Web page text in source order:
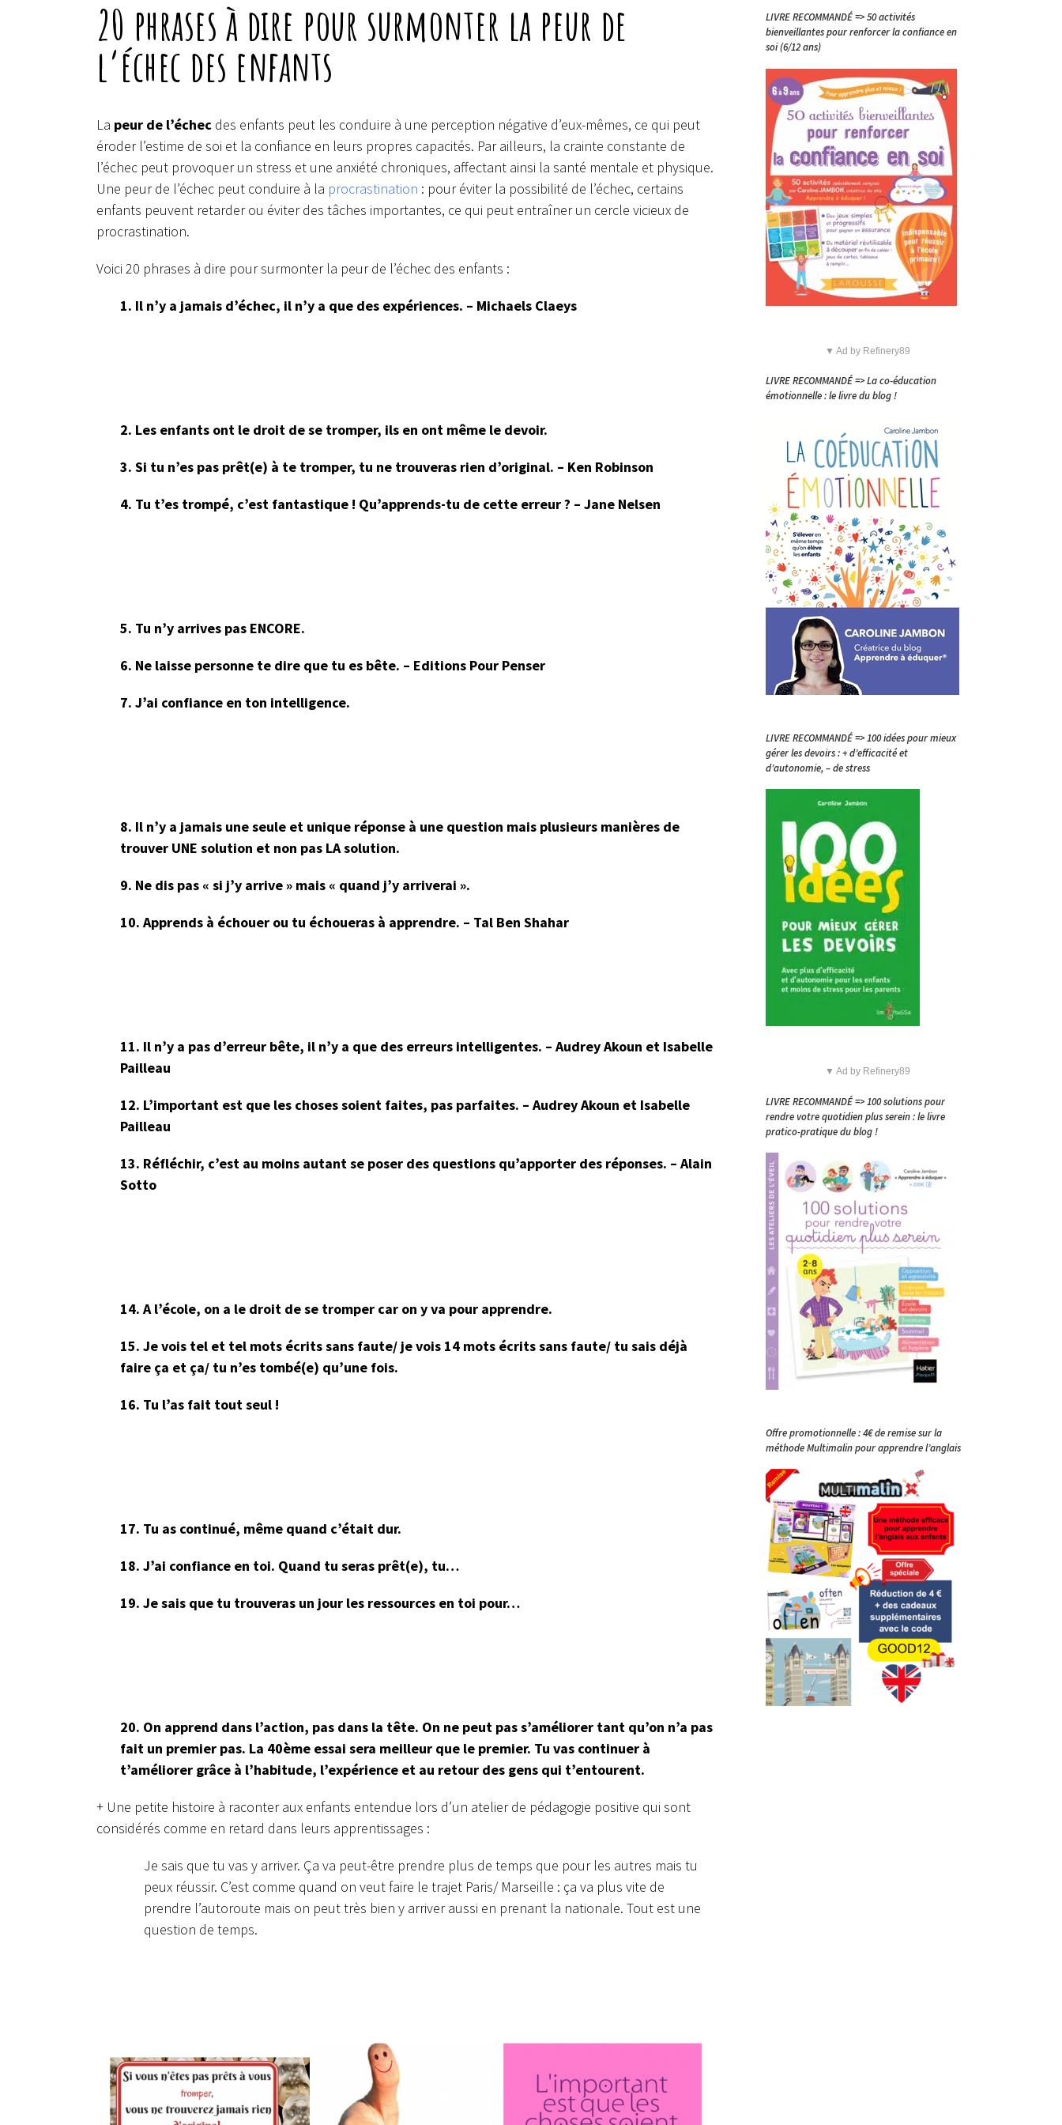
20 phrases à dire pour surmonter la peur de
l’échec des enfants
La peur de l’échec des enfants peut les conduire à une perception négative d’eux-mêmes, ce qui peut
éroder l’estime de soi et la confiance en leurs propres capacités. Par ailleurs, la crainte constante de
l’échec peut provoquer un stress et une anxiété chroniques, affectant ainsi la santé mentale et physique.
Une peur de l’échec peut conduire à la procrastination : pour éviter la possibilité de l’échec, certains
enfants peuvent retarder ou éviter des tâches importantes, ce qui peut entraîner un cercle vicieux de
procrastination.
Voici 20 phrases à dire pour surmonter la peur de l’échec des enfants :
1. Il n’y a jamais d’échec, il n’y a que des expériences. – Michaels Claeys
2. Les enfants ont le droit de se tromper, ils en ont même le devoir.
3. Si tu n’es pas prêt(e) à te tromper, tu ne trouveras rien d’original. – Ken Robinson
4. Tu t’es trompé, c’est fantastique ! Qu’apprends-tu de cette erreur ? – Jane Nelsen
5. Tu n’y arrives pas ENCORE.
6. Ne laisse personne te dire que tu es bête. – Editions Pour Penser
7. J’ai confiance en ton intelligence.
8. Il n’y a jamais une seule et unique réponse à une question mais plusieurs manières de
trouver UNE solution et non pas LA solution.
9. Ne dis pas « si j’y arrive » mais « quand j’y arriverai ».
10. Apprends à échouer ou tu échoueras à apprendre. – Tal Ben Shahar
11. Il n’y a pas d’erreur bête, il n’y a que des erreurs intelligentes. – Audrey Akoun et Isabelle
Pailleau
12. L’important est que les choses soient faites, pas parfaites. – Audrey Akoun et Isabelle
Pailleau
13. Réfléchir, c’est au moins autant se poser des questions qu’apporter des réponses. – Alain
Sotto
14. A l’école, on a le droit de se tromper car on y va pour apprendre.
15. Je vois tel et tel mots écrits sans faute/ je vois 14 mots écrits sans faute/ tu sais déjà
faire ça et ça/ tu n’es tombé(e) qu’une fois.
16. Tu l’as fait tout seul !
17. Tu as continué, même quand c’était dur.
18. J’ai confiance en toi. Quand tu seras prêt(e), tu…
19. Je sais que tu trouveras un jour les ressources en toi pour…
20. On apprend dans l’action, pas dans la tête. On ne peut pas s’améliorer tant qu’on n’a pas
fait un premier pas. La 40ème essai sera meilleur que le premier. Tu vas continuer à
t’améliorer grâce à l’habitude, l’expérience et au retour des gens qui t’entourent.
+ Une petite histoire à raconter aux enfants entendue lors d’un atelier de pédagogie positive qui sont
considérés comme en retard dans leurs apprentissages :
Je sais que tu vas y arriver. Ça va peut-être prendre plus de temps que pour les autres mais tu
peux réussir. C’est comme quand on veut faire le trajet Paris/ Marseille : ça va plus vite de
prendre l’autoroute mais on peut très bien y arriver aussi en prenant la nationale. Tout est une
question de temps.
LIVRE RECOMMANDÉ => 50 activités
bienveillantes pour renforcer la confiance en
soi (6/12 ans)
▼ Ad by Refinery89
LIVRE RECOMMANDÉ => La co-éducation
émotionnelle : le livre du blog !
LIVRE RECOMMANDÉ => 100 idées pour mieux
gérer les devoirs : + d’efficacité et
d’autonomie, – de stress
▼ Ad by Refinery89
LIVRE RECOMMANDÉ => 100 solutions pour
rendre votre quotidien plus serein : le livre
pratico-pratique du blog !
Offre promotionnelle : 4€ de remise sur la
méthode Multimalin pour apprendre l’anglais